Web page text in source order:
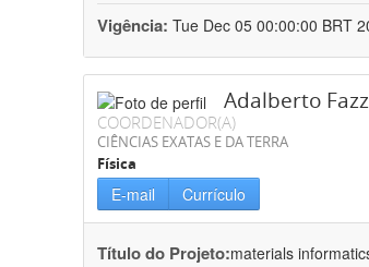
Vigência: Tue Dec 05 00:00:00 BRT
Adalberto
COORDENADOR(A)
CIÊNCIAS EXATAS E DA TERRA
Física
E-mail Currículo
Título do Projeto:materials